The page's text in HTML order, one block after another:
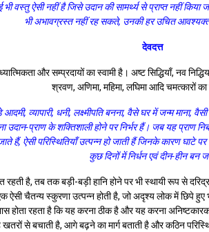
भी वस्तु ऐसी नहीं है जिसे उदान की सामर्थ्य से प्राप्त नहीं
भी अभावग्रस्त नहीं रह सकते, उनकी हर उचित
देवदत्त
और सम्प्रदायों का स्वामी है। अष्ट सिद्धियाँ, नव
श्रवण, अणिमा, महिमा, लघिमा आदि चमत्कारों
व्यापारी, धनी, लक्ष्मीपति बनना, वैसे घर में जन्म माना,
उदान-प्राण के शक्तिशाली होने पर निर्भर हैं। जब यह प्राण
हैं, ऐसी परिस्थितियाँ उत्पन्न हो जाती हैं जिनके कारण घाटे
कुछ दिनों में निर्धन एवं दीन-हीन बन
है, तब तक बड़ी-बड़ी हानि होने पर भी स्थायी रूप से
ऐसी चैतन्य स्कुरणा उत्पन्न होती है, जो अदृश्य लोक में छिपे हुए
होता रहता है कि यह करना ठीक है और यह करना
खतरों से बचाती है, आगे बढ़ने का मार्ग बताती है और कठिन